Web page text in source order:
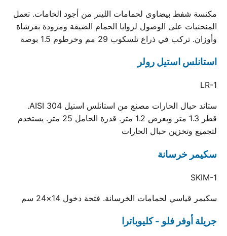
مكنسة شفط بيضاوى لحمامات اللينر من أجود الخامات. تعمل
المنحنيات على الوصول لزوايا الحمام الضيقة ومزودة بفرشاة
وأوزان. تركب في ذراع تلسكوب 29 مم وخرطوم 1.5 بوصة
استانلس استيل رولر
LR-1
ستاند حبال الحارات مصنع من استانلس استيل AISI 304.
قطر 1.3 متر وبعرض 1.2 متر. قدرة الحامل 25 متر. يستخدم
لتجميع وتخزين حبال الحارات
سكيمر خرسانة
SKIM-1
سكيمر قياسي لحمامات الخرسانة. فتحة دخول 14×24 سم
جريلة أوفر فلو - كليوباترا